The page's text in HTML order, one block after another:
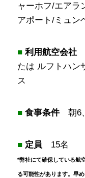
ャーホフ/エア
アポート/ミュン
■ 利用航空会社
たは ルフトハ
ス
■ 食事条件 朝6
■ 定員 15名
*弊社にて確保している航
る可能性があります。早